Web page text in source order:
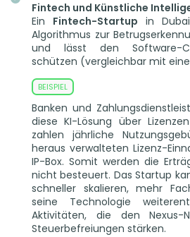
Fintech und Künstliche
Ein Fintech-Startup in
Algorithmus zur
und lässt den Software-
schützen (vergleichbar mit
Banken und
diese KI-Lösung über
zahlen jährliche
heraus verwalteten Lizenz-
IP-Box. Somit werden die
nicht besteuert. Das Startup
schneller skalieren, mehr
seine Technologie
Aktivitäten, die den Nexus-
Steuerbefreiungen stärken.